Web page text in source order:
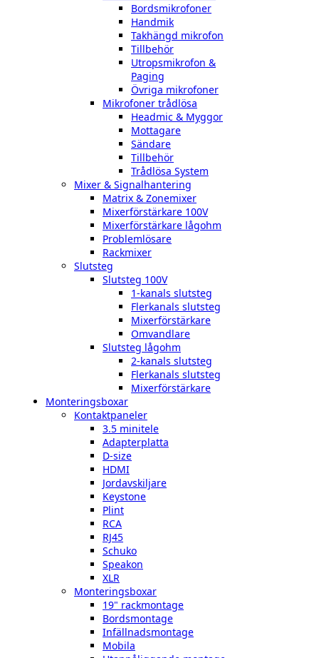
Bordsmikrofoner
Handmik
Takhängd mikrofon
Tillbehör
Utropsmikrofon &
Paging
Övriga mikrofoner
Mikrofoner trådlösa
Headmic & Myggor
Mottagare
Sändare
Tillbehör
Trådlösa System
Mixer & Signalhantering
Matrix & Zonemixer
Mixerförstärkare 100V
Mixerförstärkare lågohm
Problemlösare
Rackmixer
Slutsteg
Slutsteg 100V
1-kanals slutsteg
Flerkanals slutsteg
Mixerförstärkare
Omvandlare
Slutsteg lågohm
2-kanals slutsteg
Flerkanals slutsteg
Mixerförstärkare
Monteringsboxar
Kontaktpaneler
3.5 minitele
Adapterplatta
D-size
HDMI
Jordavskiljare
Keystone
Plint
RCA
RJ45
Schuko
Speakon
XLR
Monteringsboxar
19" rackmontage
Bordsmontage
Infällnadsmontage
Mobila